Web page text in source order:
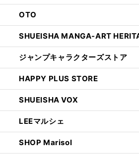
OTO
SHUEISHA MANGA-ART
ジャンプキャラクターズストア
HAPPY PLUS STORE
SHUEISHA VOX
LEEマルシェ
SHOP Marisol